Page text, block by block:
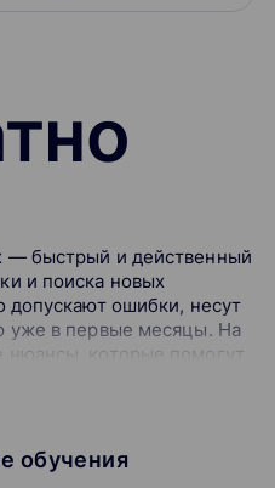
— быстрый и действенный
и поиска новых
допускают ошибки, несут
уже в первые месяцы. На
нюансы, которые помогут
и успешно запустить
обучения